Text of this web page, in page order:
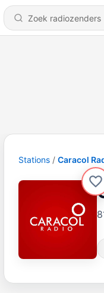
Stations Caracol